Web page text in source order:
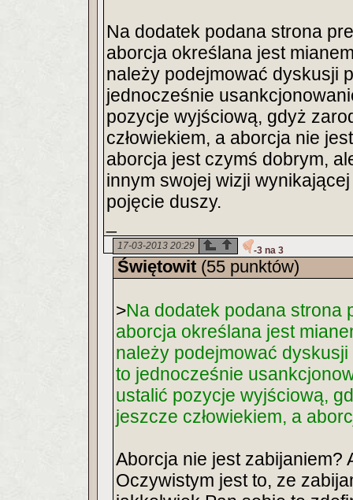
Na dodatek podana strona
aborcja określana jest
należy podejmować dyskusji
jednocześnie
pozycje wyjściową, gdyż
człowiekiem, a aborcja nie
aborcja jest czymś dobrym,
innym swojej wizji
pojęcie duszy.
17-03-2013 20:29 -3 na 3
Świętowit (55 punktów)
>Na dodatek podana strona
aborcja określana jest
należy podejmować
to jednocześnie
ustalić pozycje wyjściową,
jeszcze człowiekiem, a
Aborcja nie jest zabijaniem?
Oczywistym jest to, ze